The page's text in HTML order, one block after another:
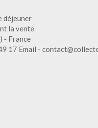
déjeuner
la vente
- France
17 Email -